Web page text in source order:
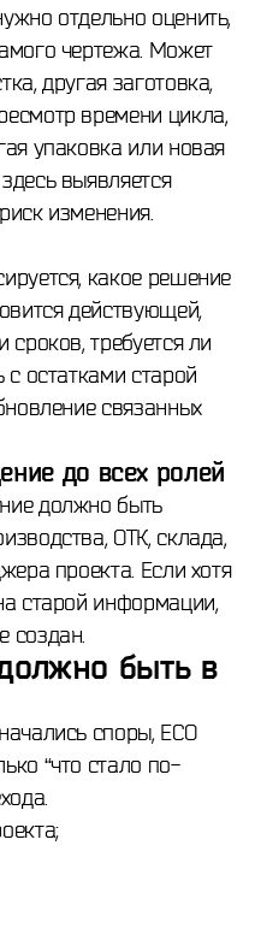
отдельно оценить,
чертежа. Может
другая заготовка,
времени цикла,
упаковка или новая
выявляется
изменения.
какое решение
действующей,
требуется ли
с остатками старой
связанных
до всех ролей
должно быть
ОТК, склада,
проекта. Если хотя
старой информации,
создан.
быть в
споры, ECO
“что стало по-